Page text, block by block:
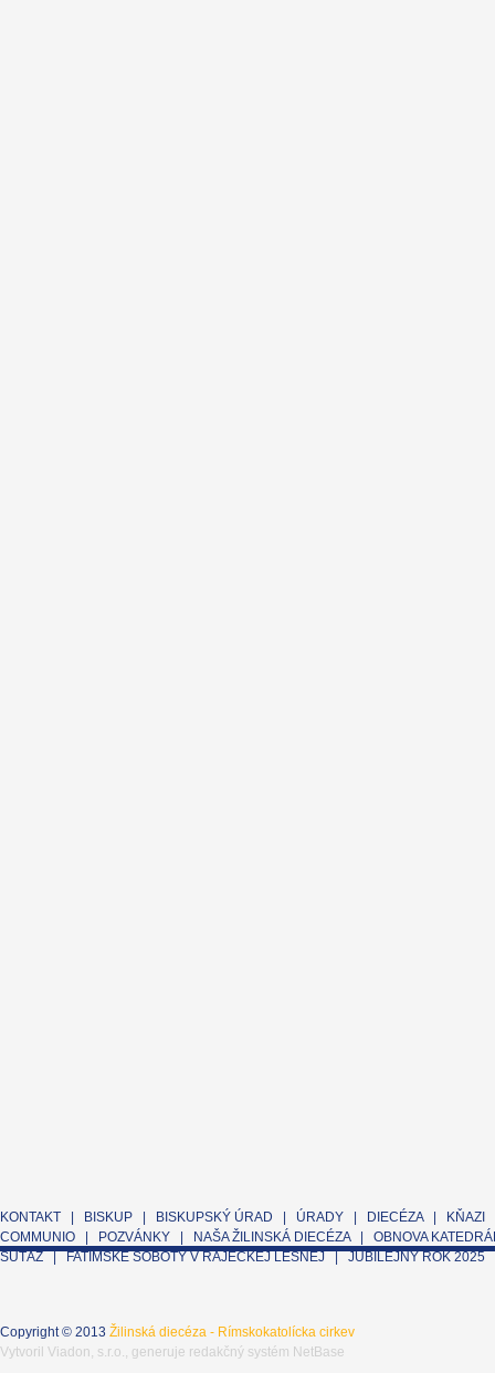
KONTAKT BISKUP BISKUPSKÝ ÚRAD ÚRADY DIECÉZA| KŇAZI
COMMUNIO
POZVÁNKY NAŠA ŽILINSKÁ DIECÉZA| OBNOVA
SÚŤAŽ
FATIMSKÉ SOBOTY V RAJECKEJ LESNEJ JUBILEJNÝ ROK 2025
Copyright © 2013 Žilinská diecéza - Rímskokatolícka cirkev
Vytvoril Viadon, s.r.o., generuje redakčný systém NetBase